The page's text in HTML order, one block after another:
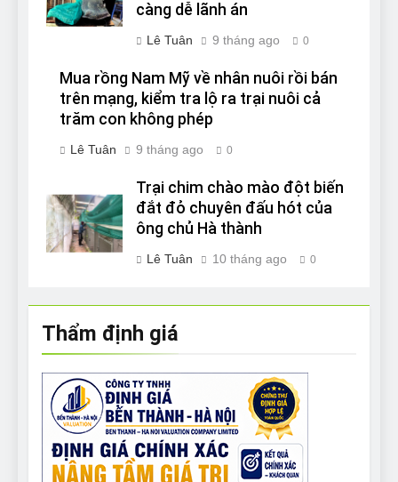
càng dễ lãnh án
Lê Tuân 9 tháng ago 0
Mua rồng Nam Mỹ về nhân nuôi rồi bán
trên mạng, kiểm tra lộ ra trại nuôi cả
trăm con không phép
Lê Tuân 9 tháng ago 0
Trại chim chào mào đột biến
đắt đỏ chuyên đấu hót của
ông chủ Hà thành
Lê Tuân 10 tháng ago 0
Thẩm định giá